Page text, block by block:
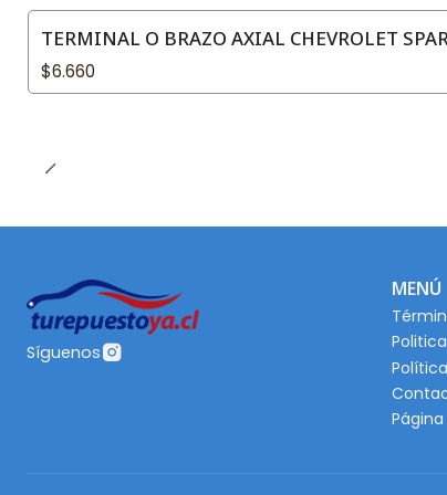
TERMINAL O BRAZO AXIAL CHEVROLET
$6.660
Síguenos
MENÚ